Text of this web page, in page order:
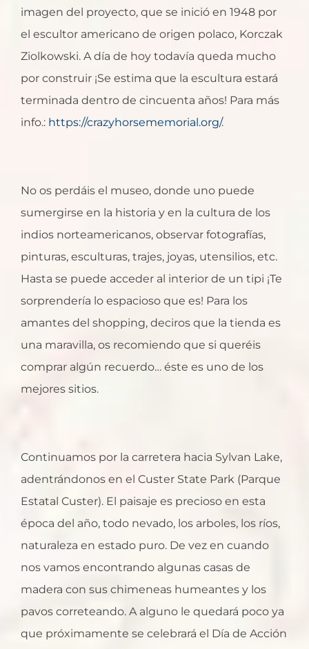
imagen del proyecto, que se inició en 1948 por
el escultor americano de origen polaco, Korczak
Ziolkowski. A día de hoy todavía queda mucho
por construir ¡Se estima que la escultura estará
terminada dentro de cincuenta años! Para más
info.: https://crazyhorsememorial.org/.
No os perdáis el museo, donde uno puede
sumergirse en la historia y en la cultura de los
indios norteamericanos, observar fotografías,
pinturas, esculturas, trajes, joyas, utensilios, etc.
Hasta se puede acceder al interior de un tipi ¡Te
sorprendería lo espacioso que es! Para los
amantes del shopping, deciros que la tienda es
una maravilla, os recomiendo que si queréis
comprar algún recuerdo… éste es uno de los
mejores sitios.
Continuamos por la carretera hacia Sylvan Lake,
adentrándonos en el Custer State Park (Parque
Estatal Custer). El paisaje es precioso en esta
época del año, todo nevado, los arboles, los ríos,
naturaleza en estado puro. De vez en cuando
nos vamos encontrando algunas casas de
madera con sus chimeneas humeantes y los
pavos correteando. A alguno le quedará poco ya
que próximamente se celebrará el Día de Acción